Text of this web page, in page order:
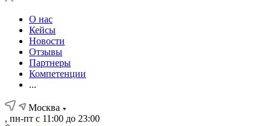
О нас
Кейсы
Новости
Отзывы
Партнеры
Компетенции
...
Москва
, пн-пт с 11:00 до 23:00